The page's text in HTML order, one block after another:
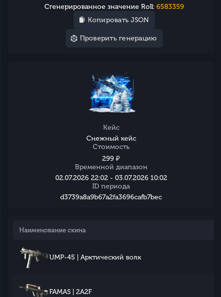
Сгенерированное значение Roll: 6583359
Копировать JSON
Проверить генерацию
Кейс
Снежный кейс
Стоимость
299 ₽
Временной диапазон
02.07.2026 22:02 - 03.07.2026 10:02
ID периода
d3739a8a9b67a2fa3696cafb7bec
Наименование скина
UMP-45 | Арктический волк
FAMAS | 2A2F